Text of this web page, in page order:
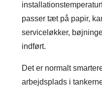
passer tæt på papir,
serviceløkker,
indført.
Det er normalt
arbejdsplads i